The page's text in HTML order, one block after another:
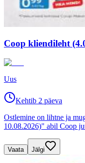
Coop kliendileht
Uus
Kehtib 2 päeva
Ostlemine on lihtne ja
10.08.2026)" abil Coop
Vaata Jälgi